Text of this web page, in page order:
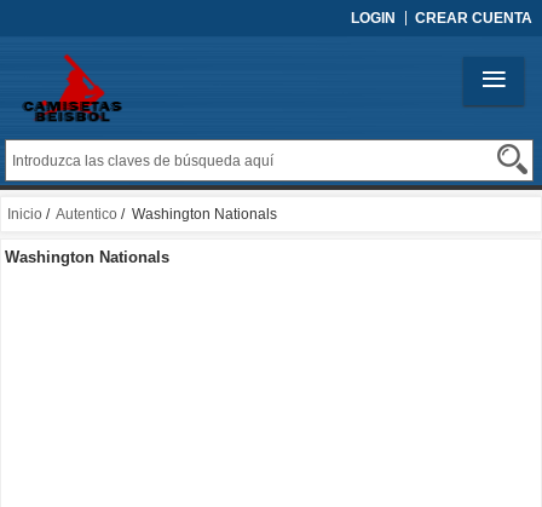
LOGIN CREAR CUENTA
Inicio / Autentico / Washington Nationals
Washington Nationals